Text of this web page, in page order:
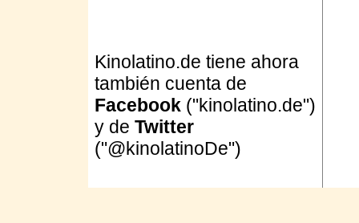
Kinolatino.de tiene ahora
también cuenta de
Facebook ("kinolatino.de")
y de Twitter
("@kinolatinoDe")